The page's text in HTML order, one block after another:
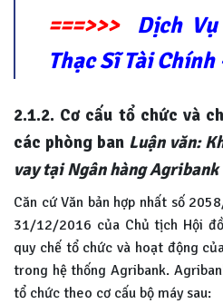
===>>>
Dịch
Thạc Sĩ Tài
2.1.2. Cơ cấu tổ chức và
các phòng ban Luận văn:
vay tại Ngân hàng Agribank
Căn cứ Văn bản hợp nhất số
31/12/2016 của Chủ tịch Hội
quy chế tổ chức và hoạt động
trong hệ thống Agribank.
tổ chức theo cơ cấu bộ máy sau: